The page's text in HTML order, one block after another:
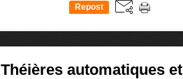
Repost
Théières automatiques et